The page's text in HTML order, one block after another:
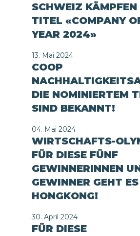
SCHWEIZ KÄMPFEN
TITEL «COMPANY
YEAR 2024»
13. Mai 2024
COOP
DIE NOMINIERTEM
SIND BEKANNT!
04. Mai 2024
WIRTSCHAFTS-
FÜR DIESE FÜNF
GEWINNERINNEN
GEWINNER GEHT
HONGKONG!
30. April 2024
FÜR DIESE